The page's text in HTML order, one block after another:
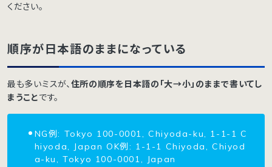
ください。
順序が日本語のままになっている
最も多いミスが、住所の順序を日本語の「大→小」のままで書いてし
まうことです。
NG例: Tokyo 100-0001, Chiyoda-ku, 1-1-1 C
hiyoda, Japan OK例: 1-1-1 Chiyoda, Chiyod
a-ku, Tokyo 100-0001, Japan